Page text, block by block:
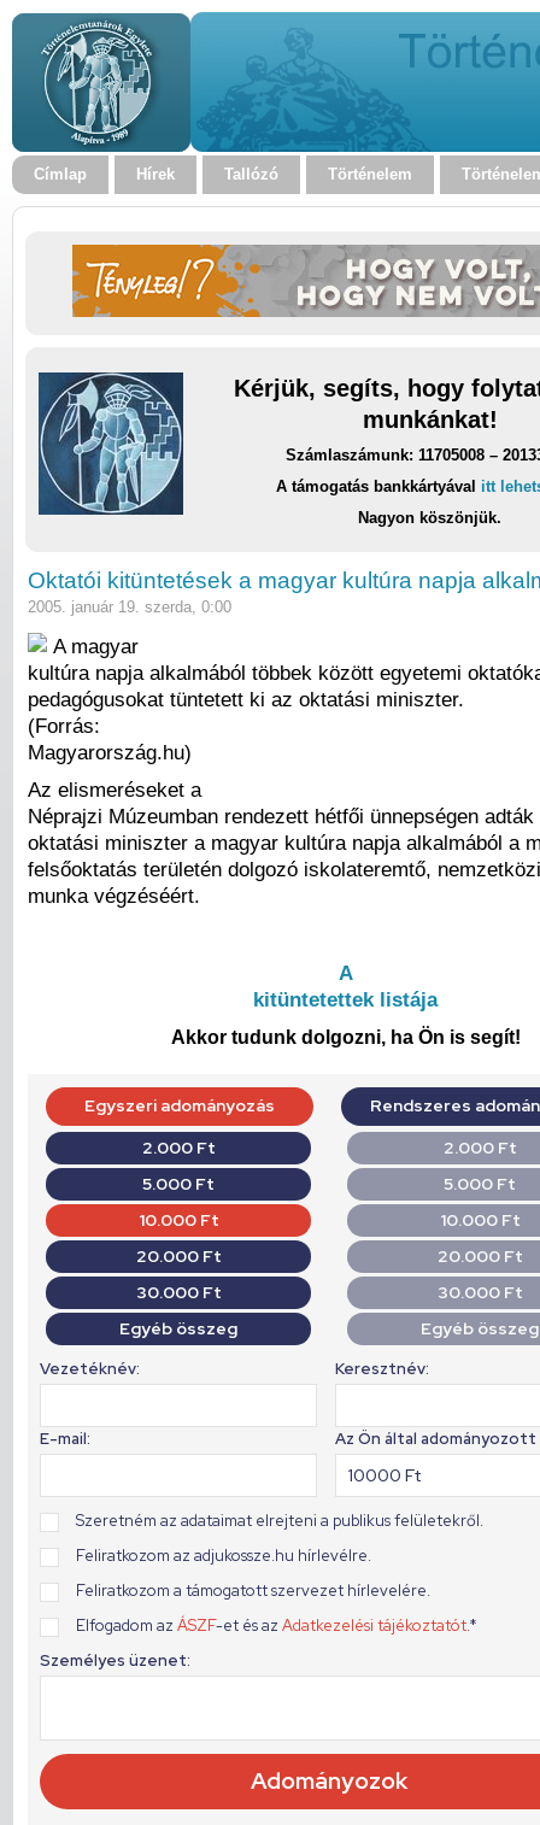
Címlap Hírek Tallózó Történelem
Kérjük, segíts, hogy
munkánkat!
Számlaszámunk: 11705008 –
A támogatás bankkártyával itt
Nagyon köszönjük.
Oktatói kitüntetések a magyar kultúra napja
2005. január 19. szerda, 0:00
A magyar
kultúra napja alkalmából többek között egyetemi
pedagógusokat tüntetett ki az oktatási miniszter.
(Forrás:
Magyarország.hu)
Az elismeréseket a
Néprajzi Múzeumban rendezett hétfői ünnepségen
oktatási miniszter a magyar kultúra napja alkalmából a
felsőoktatás területén dolgozó iskolateremtő,
munka végzéséért.
A
kitüntetettek listája
Akkor tudunk dolgozni, ha Ön is segít!